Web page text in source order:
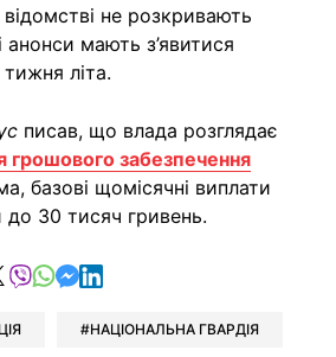
не розкривають
мають з’явитися
літа.
писав, що влада розглядає
грошового забезпечення
базові щомісячні виплати
30 тисяч гривень.
у Telegram
у Facebook
поділитись у X
відправити у Viber
відправити у Whatsapp
відправити у Messenger
відправити у LinkedIn
НАЦІОНАЛЬНА ГВАРДІЯ